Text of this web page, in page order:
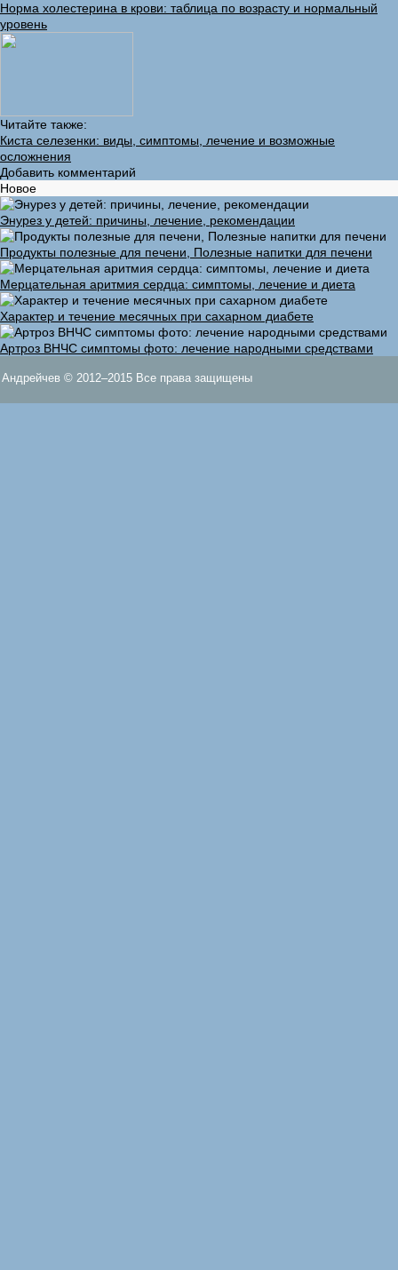
Норма холестерина в крови: таблица по возрасту и нормальный
уровень
Читайте также:
Киста селезенки: виды, симптомы, лечение и возможные
осложнения
Добавить комментарий
Новое
Энурез у детей: причины, лечение, рекомендации
Продукты полезные для печени, Полезные напитки для печени
Мерцательная аритмия сердца: симптомы, лечение и диета
Характер и течение месячных при сахарном диабете
Артроз ВНЧС симптомы фото: лечение народными средствами
Андрейчев © 2012–2015 Все права защищены